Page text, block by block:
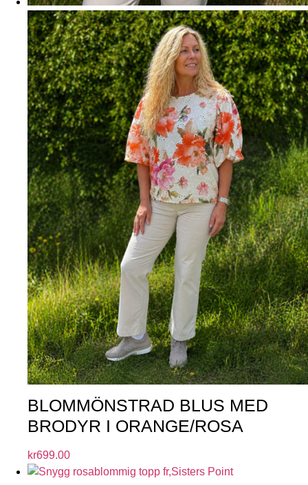
BLOMMÖNSTRAD BLUS MED
BRODYR I ORANGE/ROSA
kr699.00